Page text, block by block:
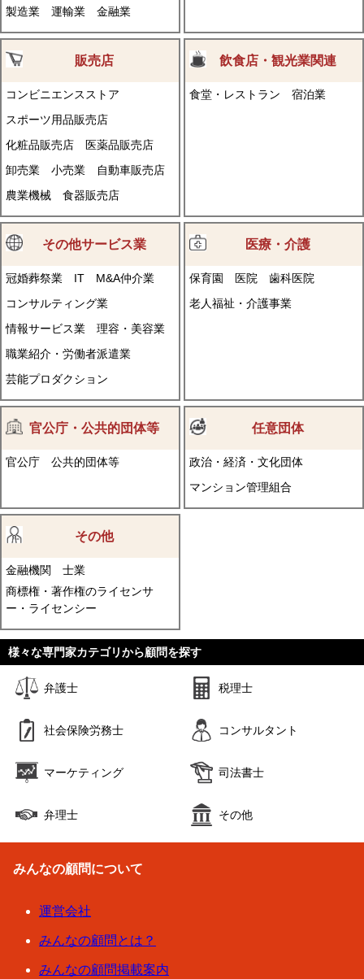
製造業
運輸業 金融業
販売店
コンビニエンスストア
スポーツ用品販売店
化粧品販売店
医薬品販売店
卸売業
小売業
自動車販売店
農業機械
食器販売店
飲食店・観光業関連
食堂・レストラン 宿泊業
その他サービス業
冠婚葬祭業 IT
M&A仲介業
コンサルティング業
情報サービス業
理容・美容業
職業紹介・労働者派遣業
芸能プロダクション
医療・介護
保育園 医院
歯科医院
老人福祉・介護事業
官公庁・公共的団体等
官公庁 公共的団体等
任意団体
政治・経済・文化団体
マンション管理組合
その他
金融機関
士業
商標権・著作権のライセンサ
ー・ライセンシー
様々な専門家カテゴリから顧問を探す
弁護士 税理士
社会保険労務士 コンサルタント
マーケティング 司法書士
弁理士 その他
みんなの顧問について
運営会社
みんなの顧問とは？
みんなの顧問掲載案内